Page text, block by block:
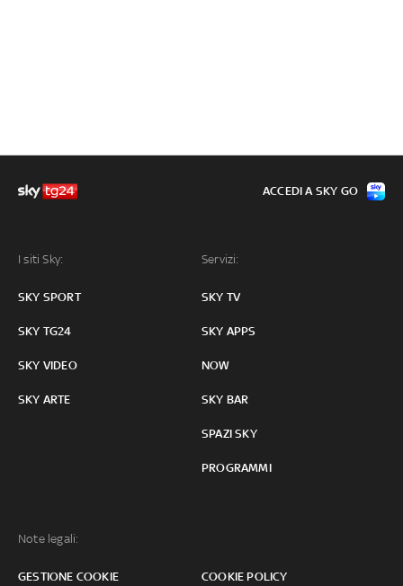
I siti Sky:
SKY SPORT
SKY TG24
SKY VIDEO
SKY ARTE
Servizi:
SKY TV
SKY APPS
NOW
SKY BAR
SPAZI SKY
PROGRAMMI
Note legali:
GESTIONE COOKIE COOKIE POLICY
ACCEDI A SKY GO